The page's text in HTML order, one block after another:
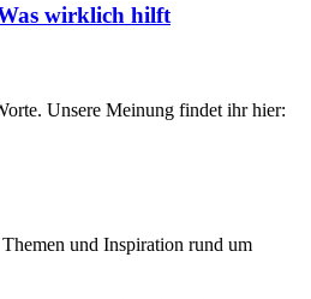
wirklich hilft
Unsere Meinung findet ihr hier:
und Inspiration rund um